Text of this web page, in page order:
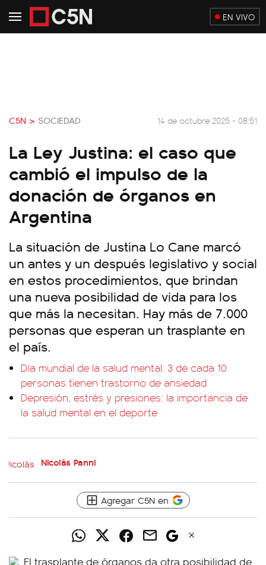
EN VIVO
C5N > SOCIEDAD 14 de octubre 2025 - 08:51
La Ley Justina: el caso que
cambió el impulso de la
donación de órganos en
Argentina
La situación de Justina Lo Cane marcó
un antes y un después legislativo y social
en estos procedimientos, que brindan
una nueva posibilidad de vida para los
que más la necesitan. Hay más de 7.000
personas que esperan un trasplante en
el país.
Día mundial de la salud mental: 3 de cada 10
personas tienen trastorno de ansiedad
Depresión, estrés y presiones: la importancia de
la salud mental en el deporte
Nicolás Panni
Agregar C5N en